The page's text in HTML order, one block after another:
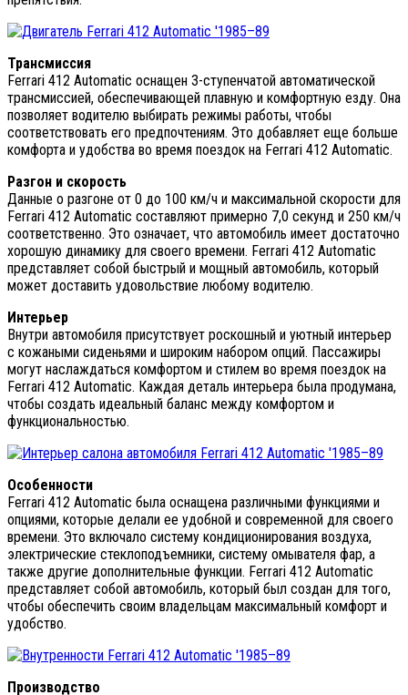
Трансмиссия
Ferrari 412 Automatic оснащен 3-ступенчатой автоматической
трансмиссией, обеспечивающей плавную и комфортную езду. Она
позволяет водителю выбирать режимы работы, чтобы
соответствовать его предпочтениям. Это добавляет еще больше
комфорта и удобства во время поездок на Ferrari 412 Automatic.
Разгон и скорость
Данные о разгоне от 0 до 100 км/ч и максимальной скорости для
Ferrari 412 Automatic составляют примерно 7,0 секунд и 250 км/ч
соответственно. Это означает, что автомобиль имеет достаточно
хорошую динамику для своего времени. Ferrari 412 Automatic
представляет собой быстрый и мощный автомобиль, который
может доставить удовольствие любому водителю.
Интерьер
Внутри автомобиля присутствует роскошный и уютный интерьер
с кожаными сиденьями и широким набором опций. Пассажиры
могут наслаждаться комфортом и стилем во время поездок на
Ferrari 412 Automatic. Каждая деталь интерьера была продумана,
чтобы создать идеальный баланс между комфортом и
функциональностью.
Особенности
Ferrari 412 Automatic была оснащена различными функциями и
опциями, которые делали ее удобной и современной для своего
времени. Это включало систему кондиционирования воздуха,
электрические стеклоподъемники, систему омывателя фар, а
также другие дополнительные функции. Ferrari 412 Automatic
представляет собой автомобиль, который был создан для того,
чтобы обеспечить своим владельцам максимальный комфорт и
удобство.
Производство